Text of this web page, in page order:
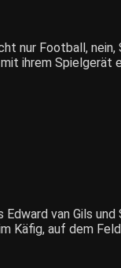
nur Football,
ihrem Spielgerät
van Gils
auf dem